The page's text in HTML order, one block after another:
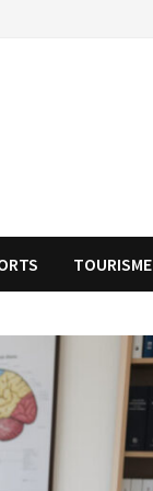
TOURISME